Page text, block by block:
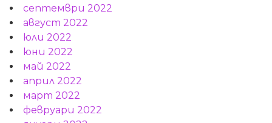
септември 2022
август 2022
юли 2022
юни 2022
май 2022
април 2022
март 2022
февруари 2022